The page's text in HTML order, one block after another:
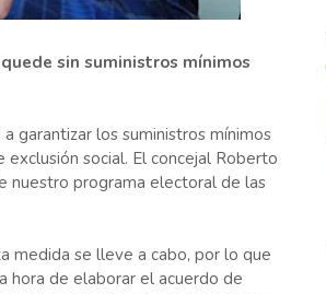
sin suministros mínimos
garantizar los suministros mínimos
social. El concejal Roberto
nuestro programa electoral de las
medida se lleve a cabo, por lo que
hora de elaborar el acuerdo de